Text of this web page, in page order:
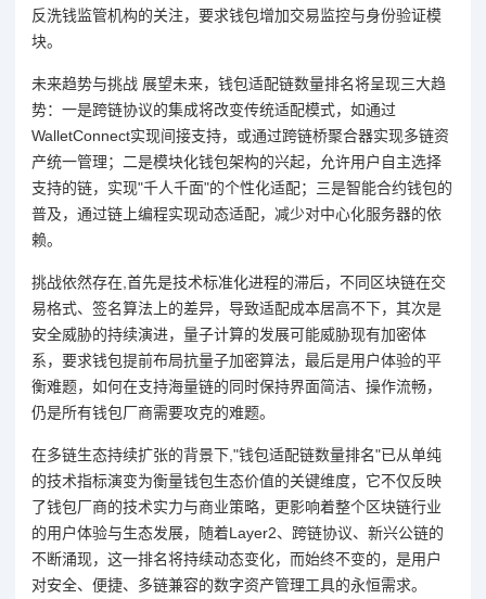
反洗钱监管机构的关注，要求钱包增加交易监控与身份验证模
块。
未来趋势与挑战 展望未来，钱包适配链数量排名将呈现三大趋
势：一是跨链协议的集成将改变传统适配模式，如通过
WalletConnect实现间接支持，或通过跨链桥聚合器实现多链资
产统一管理；二是模块化钱包架构的兴起，允许用户自主选择
支持的链，实现"千人千面"的个性化适配；三是智能合约钱包的
普及，通过链上编程实现动态适配，减少对中心化服务器的依
赖。
挑战依然存在,首先是技术标准化进程的滞后，不同区块链在交
易格式、签名算法上的差异，导致适配成本居高不下，其次是
安全威胁的持续演进，量子计算的发展可能威胁现有加密体
系，要求钱包提前布局抗量子加密算法，最后是用户体验的平
衡难题，如何在支持海量链的同时保持界面简洁、操作流畅，
仍是所有钱包厂商需要攻克的难题。
在多链生态持续扩张的背景下,"钱包适配链数量排名"已从单纯
的技术指标演变为衡量钱包生态价值的关键维度，它不仅反映
了钱包厂商的技术实力与商业策略，更影响着整个区块链行业
的用户体验与生态发展，随着Layer2、跨链协议、新兴公链的
不断涌现，这一排名将持续动态变化，而始终不变的，是用户
对安全、便捷、多链兼容的数字资产管理工具的永恒需求。